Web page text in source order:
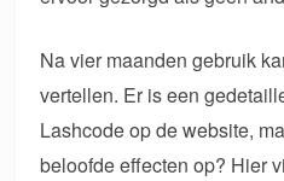
Na vier maanden gebruik
vertellen. Er is een
Lashcode op de website,
beloofde effecten op? Hier